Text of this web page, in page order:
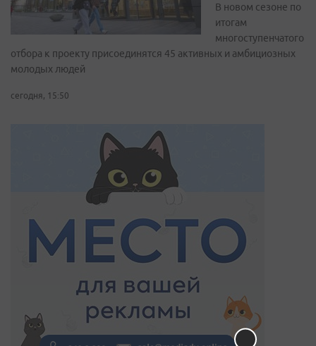
В новом сезоне по
итогам
многоступенчатого
отбора к проекту присоединятся 45 активных и амбициозных
молодых людей
сегодня, 15:50